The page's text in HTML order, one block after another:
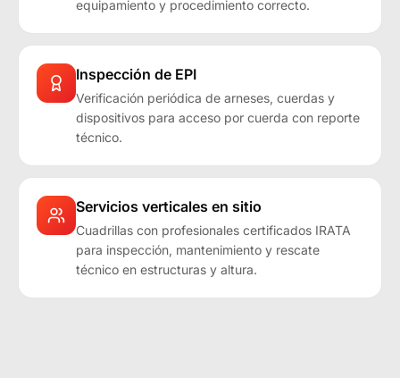
equipamiento y procedimiento correcto.
Inspección de EPI
Verificación periódica de arneses, cuerdas y
dispositivos para acceso por cuerda con reporte
técnico.
Servicios verticales en sitio
Cuadrillas con profesionales certificados IRATA
para inspección, mantenimiento y rescate
técnico en estructuras y altura.